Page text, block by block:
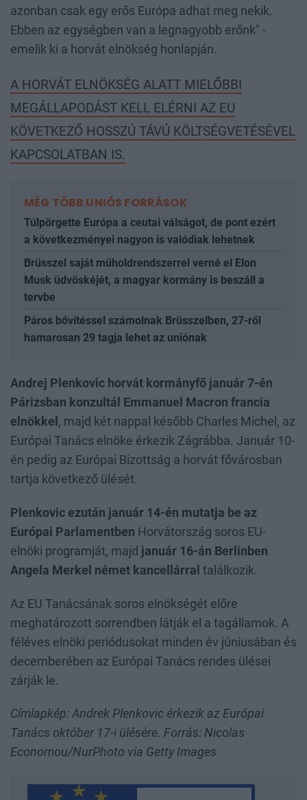
azonban csak egy erős Európa adhat meg nekik.
Ebben az egységben van a legnagyobb erőnk" -
emelik ki a horvát elnökség honlapján.
A HORVÁT ELNÖKSÉG ALATT MIELŐBBI
MEGÁLLAPODÁST KELL ELÉRNI AZ EU
KÖVETKEZŐ HOSSZÚ TÁVÚ KÖLTSÉGVETÉSÉVEL
KAPCSOLATBAN IS.
MÉG TÖBB UNIÓS FORRÁSOK
Túlpörgette Európa a ceutai válságot, de pont ezért
a következményei nagyon is valódiak lehetnek
Brüsszel saját műholdrendszerrel verné el Elon
Musk üdvöskéjét, a magyar kormány is beszáll a
tervbe
Páros bővítéssel számolnak Brüsszelben, 27-ről
hamarosan 29 tagja lehet az uniónak
Andrej Plenkovic horvát kormányfő január 7-én
Párizsban konzultál Emmanuel Macron francia
elnökkel , majd két nappal később Charles Michel, az
Európai Tanács elnöke érkezik Zágrábba. Január 10-
én pedig az Európai Bizottság a horvát fővárosban
tartja következő ülését.
Plenkovic ezután január 14-én mutatja be az
Európai Parlamentben Horvátország soros EU-
elnöki programját, majd január 16-án Berlinben
Angela Merkel német kancellárral találkozik.
Az EU Tanácsának soros elnökségét előre
meghatározott sorrendben látják el a tagállamok. A
féléves elnöki periódusokat minden év júniusában és
decemberében az Európai Tanács rendes ülései
zárják le.
Címlapkép: Andrek Plenkovic érkezik az Európai
Tanács október 17-i ülésére. Forrás: Nicolas
Economou/NurPhoto via Getty Images